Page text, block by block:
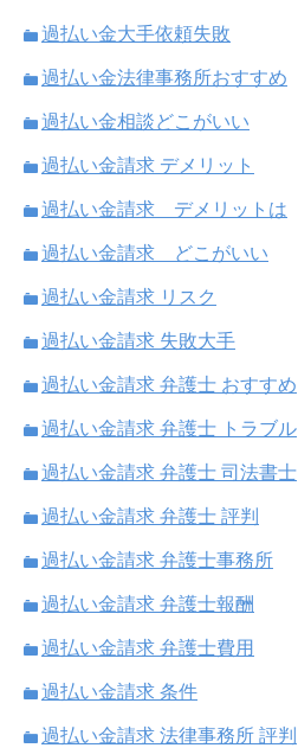
過払い金大手依頼失敗
過払い金法律事務所おすすめ
過払い金相談どこがいい
過払い金請求 デメリット
過払い金請求 デメリットは
過払い金請求 どこがいい
過払い金請求 リスク
過払い金請求 失敗大手
過払い金請求 弁護士 おすすめ
過払い金請求 弁護士 トラブル
過払い金請求 弁護士 司法書士
過払い金請求 弁護士 評判
過払い金請求 弁護士事務所
過払い金請求 弁護士報酬
過払い金請求 弁護士費用
過払い金請求 条件
過払い金請求 法律事務所 評判